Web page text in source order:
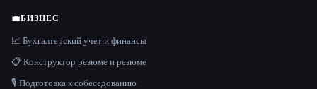
💼БИЗНЕС
📈 Бухгалтерский учет и финансы
📋 Конструктор резюме и резюме
🎙️ Подготовка к собеседованию